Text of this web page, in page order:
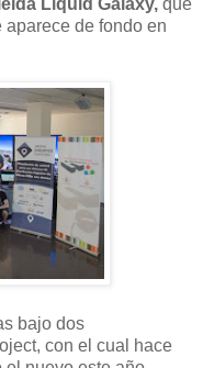
de fondo en
bajo dos
con el cual hace